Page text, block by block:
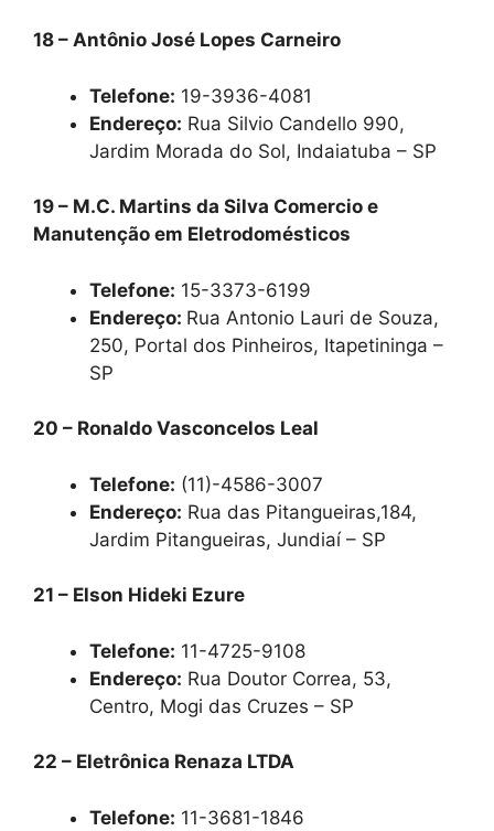
18 – Antônio José Lopes Carneiro
Telefone: 19-3936-4081
Endereço: Rua Silvio Candello 990,
Jardim Morada do Sol, Indaiatuba – SP
19 – M.C. Martins da Silva Comercio e
Manutenção em Eletrodomésticos
Telefone: 15-3373-6199
Endereço: Rua Antonio Lauri de Souza,
250, Portal dos Pinheiros, Itapetininga –
SP
20 – Ronaldo Vasconcelos Leal
Telefone: (11)-4586-3007
Endereço: Rua das Pitangueiras,184,
Jardim Pitangueiras, Jundiaí – SP
21 – Elson Hideki Ezure
Telefone: 11-4725-9108
Endereço: Rua Doutor Correa, 53,
Centro, Mogi das Cruzes – SP
22 – Eletrônica Renaza LTDA
Telefone: 11-3681-1846